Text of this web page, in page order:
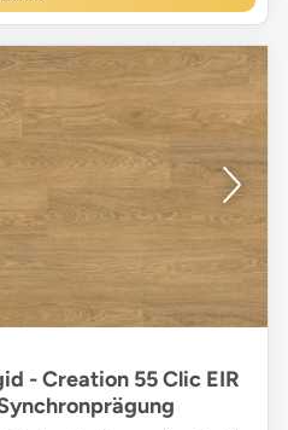
- Creation 55 Clic EIR